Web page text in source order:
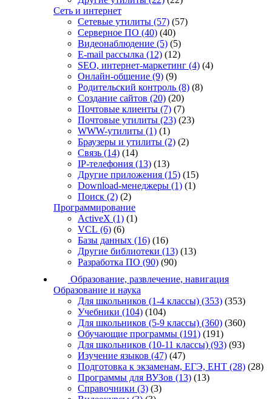
Сеть и интернет
Сетевые утилиты (57) (57)
Серверное ПО (40) (40)
Видеонаблюдение (5) (5)
E-mail рассылка (12) (12)
SEO, интернет-маркетинг (4) (4)
Онлайн-общение (9) (9)
Родительский контроль (8) (8)
Создание сайтов (20) (20)
Почтовые клиенты (7) (7)
Почтовые утилиты (23) (23)
WWW-утилиты (1) (1)
Браузеры и утилиты (2) (2)
Связь (14) (14)
IP-телефония (13) (13)
Другие приложения (15) (15)
Download-менеджеры (1) (1)
Поиск (2) (2)
Программирование
ActiveX (1) (1)
VCL (6) (6)
Базы данных (16) (16)
Другие библиотеки (13) (13)
Разработка ПО (90) (90)
Образование, развлечение, навигация
Образование и наука
Для школьников (1-4 классы) (353) (353)
Учебники (104) (104)
Для школьников (5-9 классы) (360) (360)
Обучающие программы (191) (191)
Для школьников (10-11 классы) (93) (93)
Изучение языков (47) (47)
Подготовка к экзаменам, ЕГЭ, ЕНТ (28) (28)
Программы для ВУЗов (13) (13)
Справочники (3) (3)